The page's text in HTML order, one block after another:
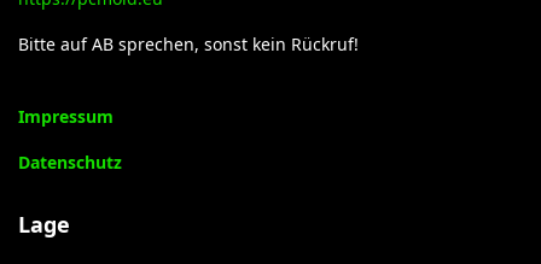
Bitte auf AB sprechen, sonst kein Rückruf!
Impressum
Datenschutz
Lage